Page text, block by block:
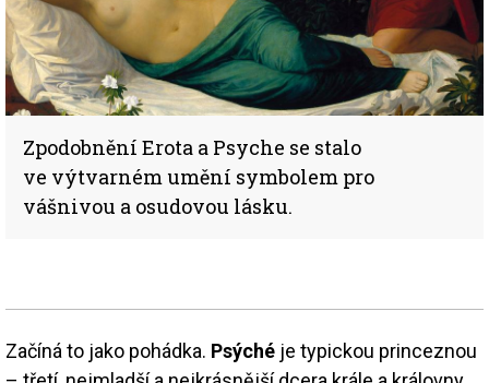
Zpodobnění Erota a Psyche se stalo
ve výtvarném umění symbolem pro
vášnivou a osudovou lásku.
Začíná to jako pohádka. Psýché je typickou princeznou